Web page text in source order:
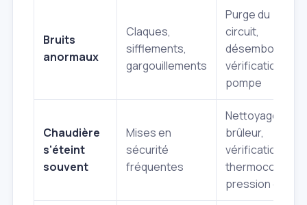
Bruits
anormaux
Claques,
sifflements,
gargouillements
Purge du
circuit,
désembouage,
vérification
pompe
Chaudière
s'éteint
souvent
Mises en
sécurité
fréquentes
Nettoyage
brûleur,
vérification
thermocouple,
pression gaz